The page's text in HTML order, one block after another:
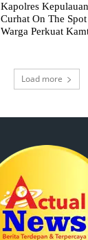
Kapolres
Curhat On The
Warga Perkuat
Load more